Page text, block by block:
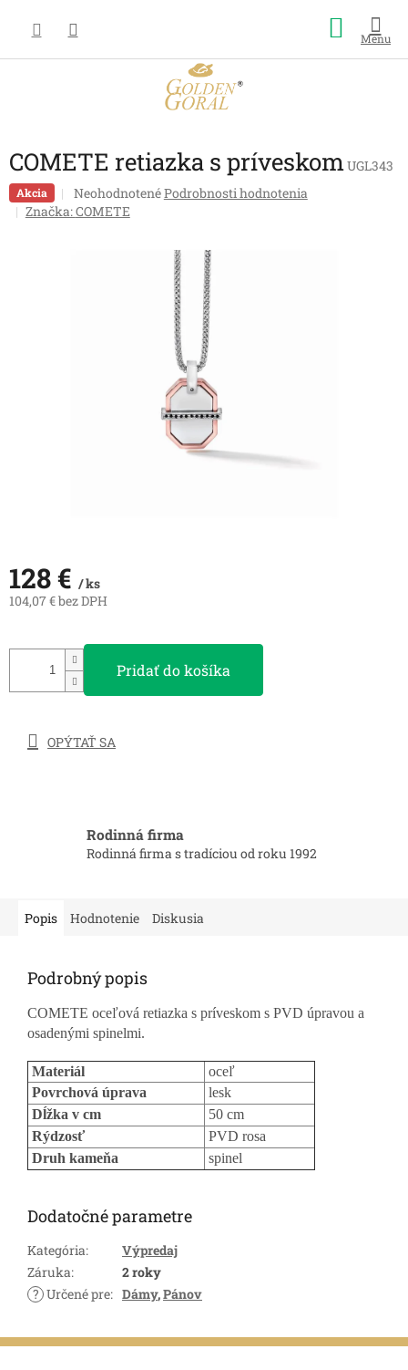
obsah
košík
COMETE retiazka s príveskomUGL343
Akcia
Priemerné
hodnotenie
NeohodnotenéPodrobnosti hodnotenia
Značka:COMETE
128 € / ks
104,07 € bez DPH
Pridať do košíka
OPÝTAŤ SA
Rodinná firma
Rodinná firma s tradíciou od roku 1992
Popis Hodnotenie Diskusia
Podrobný popis
COMETE oceľová retiazka s príveskom s PVD úpravou a
osadenými spinelmi.
Materiál
oceľ
Povrchová úprava
lesk
Dĺžka v cm
50 cm
Rýdzosť
PVD rosa
Druh kameňa
spinel
Dodatočné parametre
Kategória:
Výpredaj
Záruka:
2 roky
? Určené pre: Dámy,Pánov